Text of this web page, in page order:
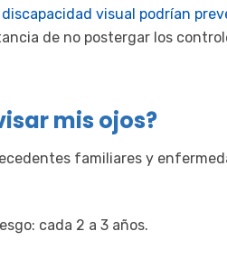
visual podrían
de no postergar los
mis ojos?
familiares y
cada 2 a 3 años.